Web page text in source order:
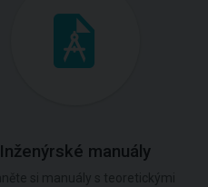
Inženýrské manuály